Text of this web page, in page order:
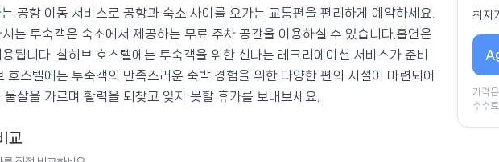
약하기
공항 이동 서비스로 공항과 숙소 사이를 오가는 교통편을 편리하게 예약하세요.
는 투숙객은 숙소에서 제공하는 무료 주차 공간을 이용하실 수 있습니다.흡연은
됩니다. 칠허브 호스텔에는 투숙객을 위한 신나는 레크리에이션 서비스가 준비
호스텔에는 투숙객의 만족스러운 숙박 경험을 위한 다양한 편의 시설이 마련되어
살을 가르며 활력을 되찾고 잊지 못할 휴가를 보내보세요.
교
최저
가격
수수